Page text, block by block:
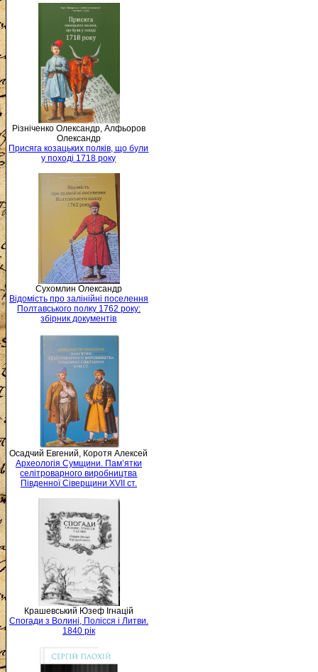
Різніченко Олександр, Алфьоров
Олександр
Присяга козацьких полків, що були
у поході 1718 року
Сухомлин Олександр
Відомість про залінійні поселення
Полтавського полку 1762 року:
збірник документів
Осадчий Евгений, Коротя Алексей
Археологія Сумщини. Пам’ятки
селітроварного виробництва
Південної Сіверщини XVII ст.
Крашевський Юзеф Ігнацій
Спогади з Волині, Полісся і Литви.
1840 рік